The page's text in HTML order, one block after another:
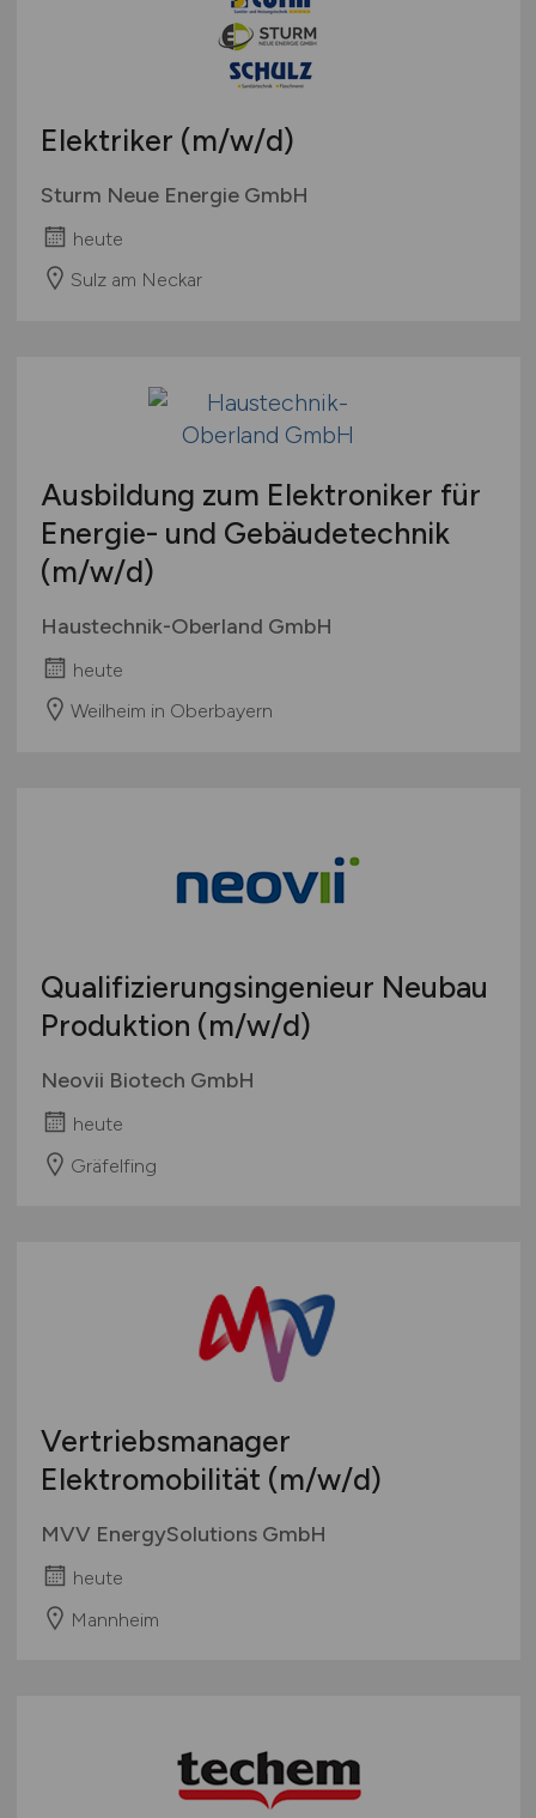
Elektriker (m/w/d)
Sturm Neue Energie GmbH
heute
Sulz am Neckar
Ausbildung zum Elektroniker für
Energie- und Gebäudetechnik
(m/w/d)
Haustechnik-Oberland GmbH
heute
Weilheim in Oberbayern
Qualifizierungsingenieur Neubau
Produktion (m/w/d)
Neovii Biotech GmbH
heute
Gräfelfing
Vertriebsmanager
Elektromobilität (m/w/d)
MVV EnergySolutions GmbH
heute
Mannheim